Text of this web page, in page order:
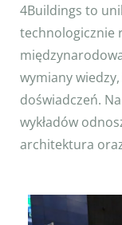
4Buildings to
technologicznie
wymiany
doświadczeń.
wykładów
architektura